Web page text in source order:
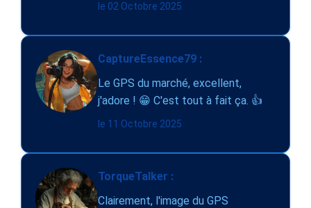
le 02 Octobre 2025
CaptureEssence79 :
Le GPS du marché, excellent,
j'adore ! 😁 C'est tout à fait ça. 👍
le 11 Octobre 2025
TorqueTalker :
Clairement, l'image du GPS